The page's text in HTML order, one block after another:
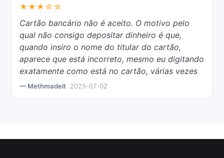
★★★☆☆
Cartão bancário não é aceito. O motivo pelo
qual não consigo depositar dinheiro é que,
quando insiro o nome do titular do cartão,
aparece que está incorreto, mesmo eu digitando
exatamente como está no cartão, várias vezes
— Methmadeit 2025-07-02